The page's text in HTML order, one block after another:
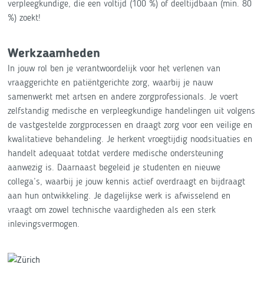
verpleegkundige, die een voltijd (100 %) of deeltijdbaan (min. 80
%) zoekt!
Werkzaamheden
In jouw rol ben je verantwoordelijk voor het verlenen van
vraaggerichte en patiëntgerichte zorg, waarbij je nauw
samenwerkt met artsen en andere zorgprofessionals. Je voert
zelfstandig medische en verpleegkundige handelingen uit volgens
de vastgestelde zorgprocessen en draagt zorg voor een veilige en
kwalitatieve behandeling. Je herkent vroegtijdig noodsituaties en
handelt adequaat totdat verdere medische ondersteuning
aanwezig is. Daarnaast begeleid je studenten en nieuwe
collega’s, waarbij je jouw kennis actief overdraagt en bijdraagt
aan hun ontwikkeling. Je dagelijkse werk is afwisselend en
vraagt om zowel technische vaardigheden als een sterk
inlevingsvermogen.